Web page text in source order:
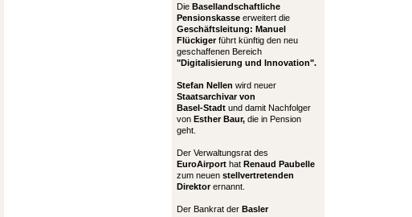
Die Basellandschaftliche
Pensionskasse erweitert die
Geschäftsleitung: Manuel
Flückigerführt künftig den neu
geschaffenen Bereich
"Digitalisierung und Innovation".
Stefan Nellen wird neuer
Staatsarchivar von
Basel-Stadt und damit Nachfolger
von Esther Baur, die in Pension
geht.
Der Verwaltungsrat des
EuroAirport hat Renaud Paubelle
zum neuen stellvertretenden
Direktorernannt.
Der Bankrat der Basler